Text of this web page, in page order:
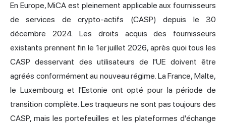
En Europe, MiCA est pleinement applicable aux fournisseurs
de services de crypto-actifs (CASP) depuis le 30
décembre 2024. Les droits acquis des fournisseurs
existants prennent fin le 1er juillet 2026, après quoi tous les
CASP desservant des utilisateurs de l'UE doivent être
agréés conformément au nouveau régime. La France, Malte,
le Luxembourg et l'Estonie ont opté pour la période de
transition complète. Les traqueurs ne sont pas toujours des
CASP, mais les portefeuilles et les plateformes d'échange